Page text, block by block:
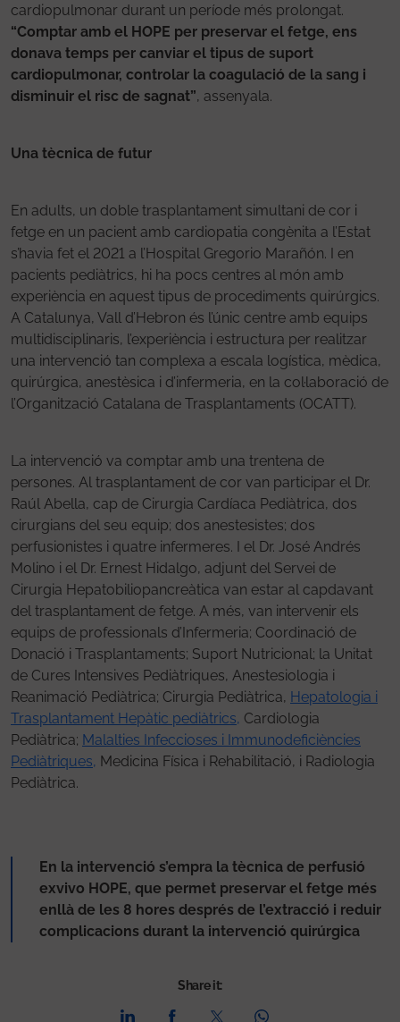
cardiopulmonar durant un període més prolongat.
“Comptar amb el HOPE per preservar el fetge, ens
donava temps per canviar el tipus de suport
cardiopulmonar, controlar la coagulació de la sang i
disminuir el risc de sagnat”, assenyala.
Una tècnica de futur
En adults, un doble trasplantament simultani de cor i
fetge en un pacient amb cardiopatia congènita a l’Estat
s’havia fet el 2021 a l’Hospital Gregorio Marañón. I en
pacients pediàtrics, hi ha pocs centres al món amb
experiència en aquest tipus de procediments quirúrgics.
A Catalunya, Vall d’Hebron és l’únic centre amb equips
multidisciplinaris, l’experiència i estructura per realitzar
una intervenció tan complexa a escala logística, mèdica,
quirúrgica, anestèsica i d’infermeria, en la col·laboració de
l’Organització Catalana de Trasplantaments (OCATT).
La intervenció va comptar amb una trentena de
persones. Al trasplantament de cor van participar el Dr.
Raúl Abella, cap de Cirurgia Cardíaca Pediàtrica, dos
cirurgians del seu equip; dos anestesistes; dos
perfusionistes i quatre infermeres. I el Dr. José Andrés
Molino i el Dr. Ernest Hidalgo, adjunt del Servei de
Cirurgia Hepatobiliopancreàtica van estar al capdavant
del trasplantament de fetge. A més, van intervenir els
equips de professionals d’Infermeria; Coordinació de
Donació i Trasplantaments; Suport Nutricional; la Unitat
de Cures Intensives Pediàtriques, Anestesiologia i
Reanimació Pediàtrica; Cirurgia Pediàtrica, Hepatologia i
Trasplantament Hepàtic pediàtrics, Cardiologia
Pediàtrica; Malalties Infeccioses i Immunodeficiències
Pediàtriques, Medicina Física i Rehabilitació, i Radiologia
Pediàtrica.
En la intervenció s’empra la tècnica de perfusió
exvivo HOPE, que permet preservar el fetge més
enllà de les 8 hores després de l’extracció i reduir
complicacions durant la intervenció quirúrgica
Share it: